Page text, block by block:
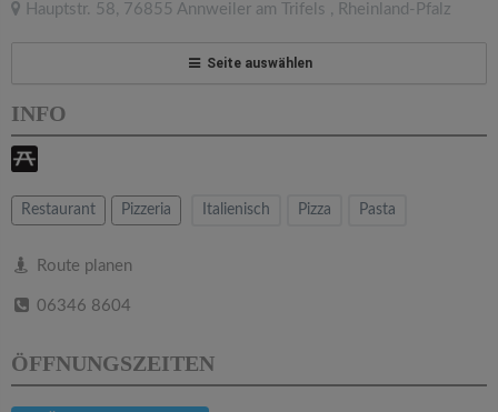
Hauptstr. 58, 76855 Annweiler am Trifels , Rheinland-Pfalz
Seite auswählen
INFO
Restaurant Pizzeria Italienisch Pizza Pasta
Route planen
06346 8604
ÖFFNUNGSZEITEN
e
a
v
g
a